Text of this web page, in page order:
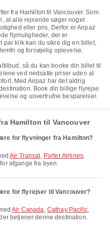
fra Hamilton til Vancouver. Som
at alle rejsende søger noget
eller pris. Derfor er Airpaz
flymuligheder, der er
par klik kan du sikre dig en billet,
og fornøjelig oplevelse.
så du kan booke din billet til
ved nedsatte priser uden at
Med Airpaz har det aldrig
Book din billige flyrejse
og uovertrufne besparelser.
Hamilton til Vancouver
for flyvninger fra Hamilton?
Air Transat, Porter Airlines,
afgange fra byen.
for flyrejser til Vancouver?
Air Canada, Cathay Pacific,
betjener denne destination.